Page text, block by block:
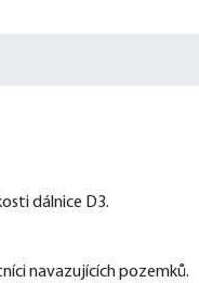
dálnice D3.
navazujících pozemků.